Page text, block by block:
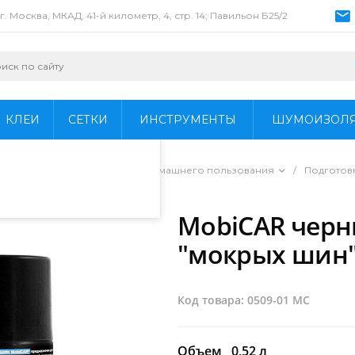
и
.
г. Москва, МКАД, 41-й километр, 4, стр. 14; Павильон Б25/2
КЛЕИ СЕТКИ ИНСТРУМЕНТЫ
для профессионального и домашнего пользования /
MobiCAR
"мокрых
Код товара: 0509-01 МС
Объем 0,52 л